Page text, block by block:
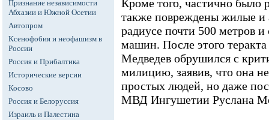
Признание независимости
Абхазии и Южной Осетии
Автопром
Ксенофобия и неофашизм в
России
Россия и Прибалтика
Исторические версии
Косово
Россия и Белоруссия
Израиль и Палестина
Кроме того, частично было
также повреждены жилые и
радиусе почти 500 метров и
машин. После этого
Медведев обрушился с
милицию, заявив, что она
простых людей, но даже
МВД Ингушетии Руслана